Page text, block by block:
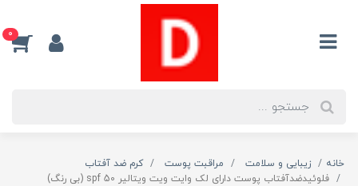
0
خانه زیبایی و سلامت مراقبت پوست
کرم ضد آفتاب
فلوئیدضدآفتاب پوست دارای لک وایت ویت ویتالیر spf 50 (بی رنگ)